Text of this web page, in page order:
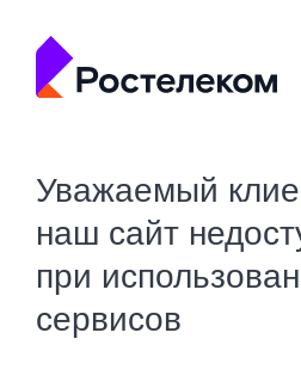
Уважаемый
наш сайт
при
сервисов